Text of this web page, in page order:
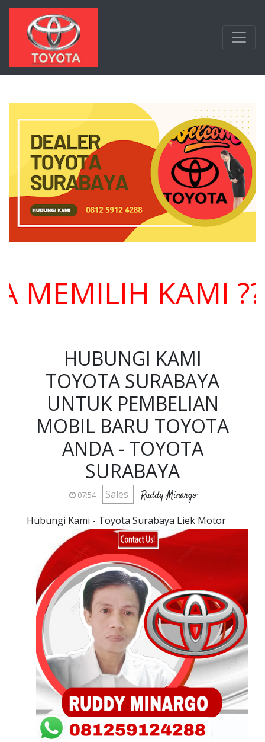
Langsung ke konten utama
KAMI ???
HUBUNGI KAMI
TOYOTA SURABAYA
UNTUK PEMBELIAN
MOBIL BARU TOYOTA
ANDA - TOYOTA
SURABAYA
07:54 Sales Ruddy Minargo
Hubungi Kami - Toyota Surabaya Liek Motor